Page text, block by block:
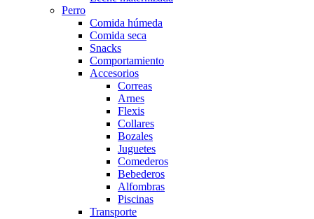
Perro
Comida húmeda
Comida seca
Snacks
Comportamiento
Accesorios
Correas
Arnes
Flexis
Collares
Bozales
Juguetes
Comederos
Bebederos
Alfombras
Piscinas
Transporte